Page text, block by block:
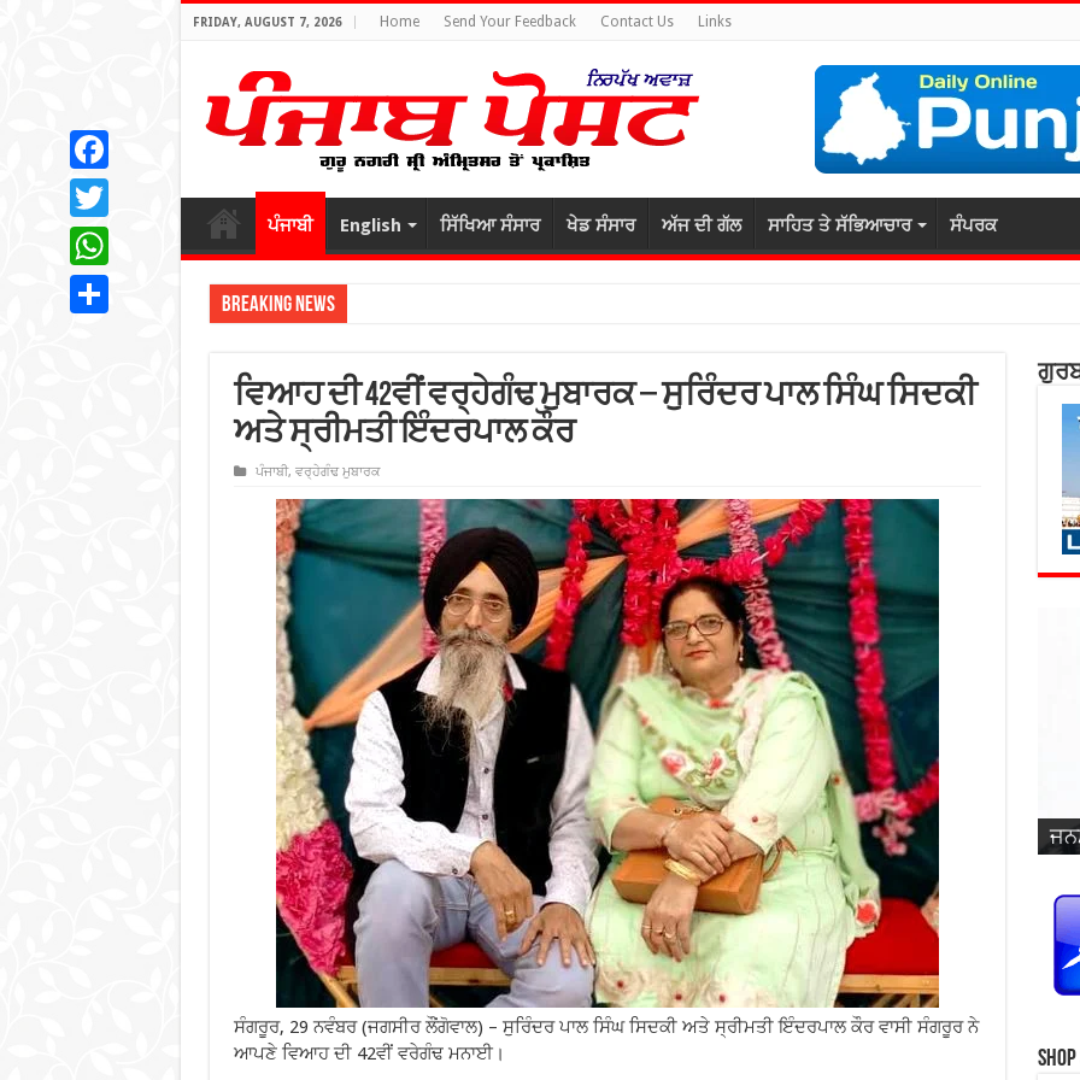
FRIDAY, AUGUST 7, 2026 Home Send Your Feedback Contact Us Links
ਪੰਜਾਬੀ English ਸਿੱਖਿਆ ਸੰਸਾਰ ਖੇਡ ਸੰਸਾਰ ਅੱਜ ਦੀ ਗੱਲ ਸਾਹਿਤ ਤੇ ਸੱਭਿਆਚਾਰ ਸੰਪਰਕ
Breaking News
ਵਿਆਹ ਦੀ 42ਵੀਂ ਵਰ੍ਹੇਗੰਢ ਮੁਬਾਰਕ – ਸੁਰਿੰਦਰ ਪਾਲ ਸਿੰਘ ਸਿਦਕੀ
ਅਤੇ ਸ੍ਰੀਮਤੀ ਇੰਦਰਪਾਲ ਕੌਰ
ਪੰਜਾਬੀ, ਵਰ੍ਹੇਗੰਢ ਮੁਬਾਰਕ
ਸੰਗਰੂਰ, 29 ਨਵੰਬਰ (ਜਗਸੀਰ ਲੌਂਗੋਵਾਲ) – ਸੁਰਿੰਦਰ ਪਾਲ ਸਿੰਘ ਸਿਦਕੀ ਅਤੇ ਸ੍ਰੀਮਤੀ ਇੰਦਰਪਾਲ ਕੌਰ ਵਾਸੀ ਸੰਗਰੂਰ ਨੇ
ਆਪਣੇ ਵਿਆਹ ਦੀ 42ਵੀਂ ਵਰੇਗੰਢ ਮਨਾਈ।
Facebook
Twitter
WhatsApp